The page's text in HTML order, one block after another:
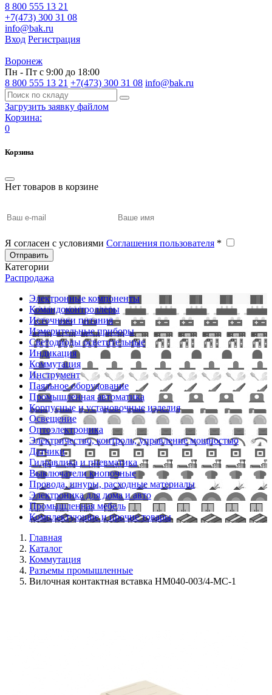
8 800 555 13 21
+7(473) 300 31 08
info@bak.ru
Вход Регистрация
Воронеж
Пн - Пт с 9:00 до 18:00
8 800 555 13 21 +7(473) 300 31 08 info@bak.ru
Загрузить заявку файлом
Корзина:
0
Корзина
Нет товаров в корзине
Я согласен с условиями Соглашения пользователя *
Отправить
Категории
Распродажа
Электронные компоненты
Командоконтроллеры
Источники питания
Измерительные приборы
Светодиоды осветительные
Индикация
Коммутация
Инструмент
Паяльное оборудование
Промышленная автоматика
Корпусные и установочные изделия
Освещение
Оптоэлектроника
Электричество, контроль, управление мощностью
Датчики
Гидравлика и пневматика
Выключатели кнопочные
Провода, шнуры, расходные материалы
Электроника для дома и авто
Промышленная мебель
Комплектующие и прочие товары
Главная
Каталог
Коммутация
Разъемы промышленные
Вилочная контактная вставка HM040-003/4-MC-1